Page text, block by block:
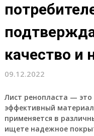
качество и
09.12.2022
Лист ренопласта —
эффективный
применяется в
ищете надежное